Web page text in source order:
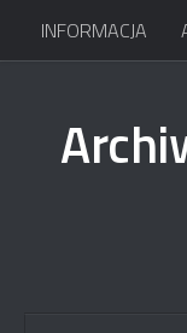
Przejdź do treści
INFORMACJA